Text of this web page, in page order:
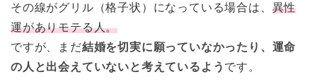
その線がグリル（格子状）になっている場合は、 異性
運がありモテる人。
ですが、まだ結婚を切実に願っていなかったり、運命
の人と出会えていないと考えているよう です。